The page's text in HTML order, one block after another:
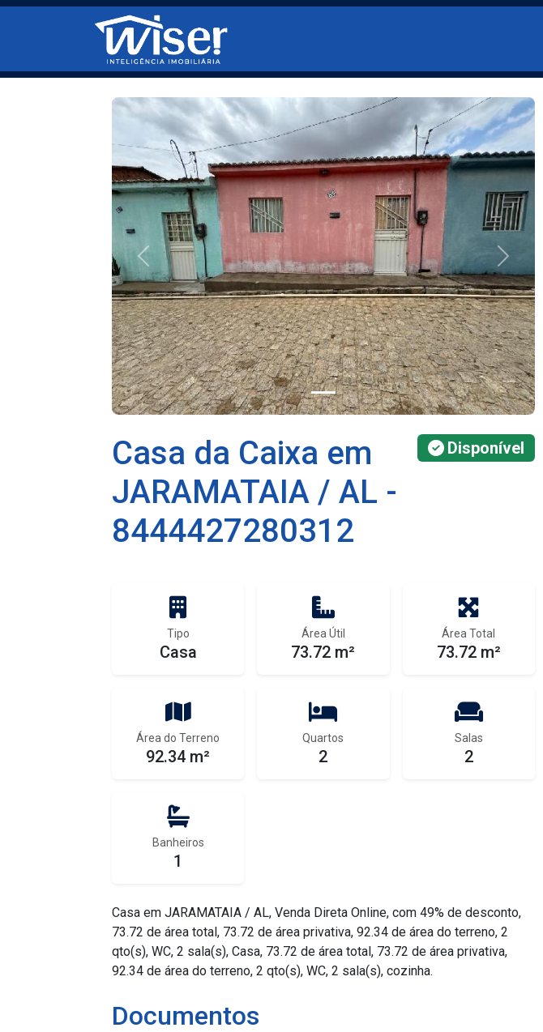
Pular para o conteúdo principal
Anterior Próximo
Casa da Caixa em
JARAMATAIA / AL -
8444427280312
Disponível
Tipo
Casa
Área Útil
73.72 m²
Área Total
73.72 m²
Área do Terreno
92.34 m²
Quartos
2
Salas
2
Banheiros
1
Casa em JARAMATAIA / AL, Venda Direta Online, com 49% de desconto,
73.72 de área total, 73.72 de área privativa, 92.34 de área do terreno, 2
qto(s), WC, 2 sala(s), Casa, 73.72 de área total, 73.72 de área privativa,
92.34 de área do terreno, 2 qto(s), WC, 2 sala(s), cozinha.
Documentos